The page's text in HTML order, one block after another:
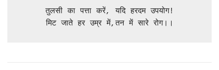
तुलसी का पत्ता करें, यदि हरदम उपयोग!
मिट जाते हर उम्र में,तन में सारे रोग।।